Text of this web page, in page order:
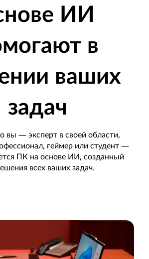
ИИ
в
ваших
задач
вы — эксперт в своей области,
геймер или студент —
ПК на основе ИИ, созданный
всех ваших задач.